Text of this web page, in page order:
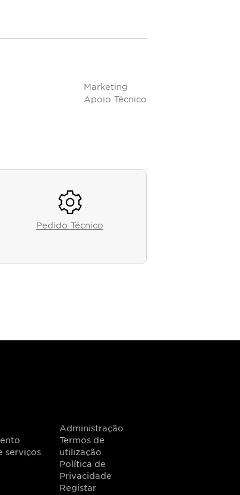
Marketing
Apoio Técnico
Pedido Técnico
serviços
Administração
Termos de
utilização
Política de
Privacidade
Registar